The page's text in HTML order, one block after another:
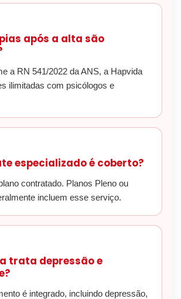
após a alta são
a RN 541/2022 da ANS, a Hapvida
ilimitadas com psicólogos e
especializado é coberto?
contratado. Planos Pleno ou
incluem esse serviço.
trata depressão e
é integrado, incluindo depressão,